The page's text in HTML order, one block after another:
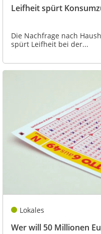
Leifheit spürt
Die Nachfrage nach
spürt Leifheit bei der...
Lokales
Wer will 50 Millionen